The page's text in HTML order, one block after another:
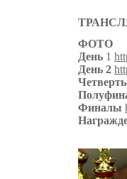
ФОТО
День 1
День 2
Финалы